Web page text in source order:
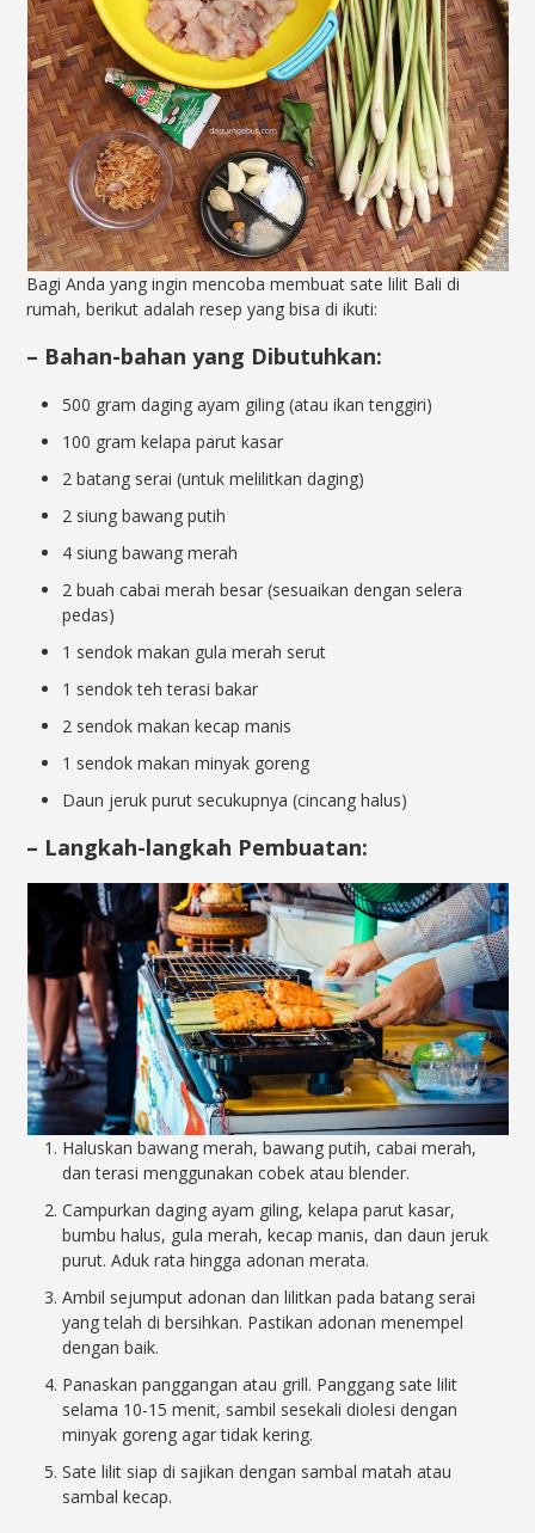
Bagi Anda yang ingin mencoba membuat sate lilit Bali di
rumah, berikut adalah resep yang bisa di ikuti:
– Bahan-bahan yang Dibutuhkan:
500 gram daging ayam giling (atau ikan tenggiri)
100 gram kelapa parut kasar
2 batang serai (untuk melilitkan daging)
2 siung bawang putih
4 siung bawang merah
2 buah cabai merah besar (sesuaikan dengan selera
pedas)
1 sendok makan gula merah serut
1 sendok teh terasi bakar
2 sendok makan kecap manis
1 sendok makan minyak goreng
Daun jeruk purut secukupnya (cincang halus)
– Langkah-langkah Pembuatan:
Haluskan bawang merah, bawang putih, cabai merah,
dan terasi menggunakan cobek atau blender.
Campurkan daging ayam giling, kelapa parut kasar,
bumbu halus, gula merah, kecap manis, dan daun jeruk
purut. Aduk rata hingga adonan merata.
Ambil sejumput adonan dan lilitkan pada batang serai
yang telah di bersihkan. Pastikan adonan menempel
dengan baik.
Panaskan panggangan atau grill. Panggang sate lilit
selama 10-15 menit, sambil sesekali diolesi dengan
minyak goreng agar tidak kering.
Sate lilit siap di sajikan dengan sambal matah atau
sambal kecap.